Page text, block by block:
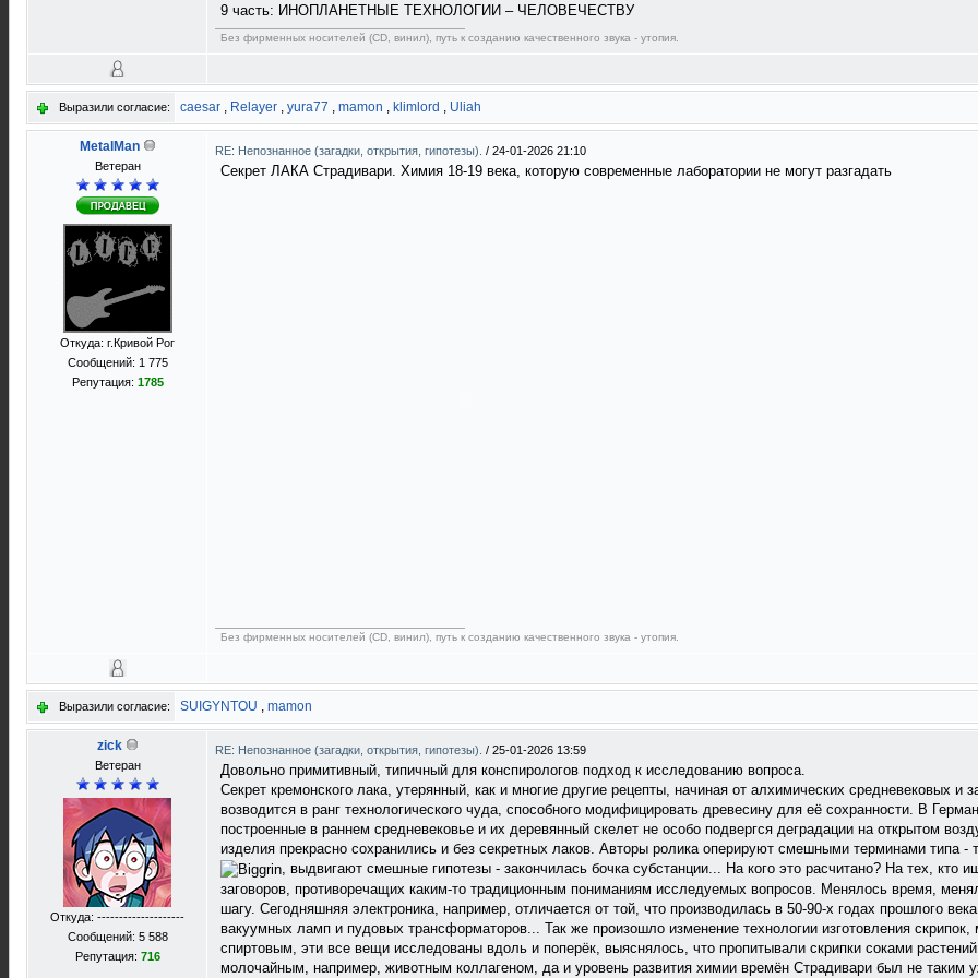
9 часть: ИНОПЛАНЕТНЫЕ ТЕХНОЛОГИИ – ЧЕЛОВЕЧЕСТВУ
Без фирменных носителей (CD, винил), путь к созданию качественного звука - утопия.
Выразили согласие: caesar , Relayer , yura77 , mamon , klimlord , Uliah
MetalMan
Ветеран
Откуда: г.Кривой Рог
Сообщений: 1 775
Репутация: 1785
RE: Непознанное (загадки, открытия, гипотезы). / 24-01-2026 21:10
Секрет ЛАКА Страдивари. Химия 18-19 века, которую современные лаборатории не могут разгадать
Без фирменных носителей (CD, винил), путь к созданию качественного звука - утопия.
Выразили согласие: SUIGYNTOU , mamon
zick
Ветеран
Откуда: --------------------
Сообщений: 5 588
Репутация: 716
RE: Непознанное (загадки, открытия, гипотезы). / 25-01-2026 13:59
Довольно примитивный, типичный для конспирологов подход к исследованию вопроса.
Секрет кремонского лака, утерянный, как и многие другие рецепты, начиная от алхимических средневековых и
возводится в ранг технологического чуда, способного модифицировать древесину для её сохранности. В
построенные в раннем средневековье и их деревянный скелет не особо подвергся деградации на открытом
изделия прекрасно сохранились и без секретных лаков. Авторы ролика оперируют смешными терминами типа -
, выдвигают смешные гипотезы - закончилась бочка субстанции... На кого это расчитано? На тех, кто
заговоров, противоречащих каким-то традиционным пониманиям исследуемых вопросов. Менялось время,
шагу. Сегодняшняя электроника, например, отличается от той, что производилась в 50-90-х годах прошлого
вакуумных ламп и пудовых трансформаторов... Так же произошло изменение технологии изготовления
спиртовым, эти все вещи исследованы вдоль и поперёк, выяснялось, что пропитывали скрипки соками
молочайным, например, животным коллагеном, да и уровень развития химии времён Страдивари был не таким